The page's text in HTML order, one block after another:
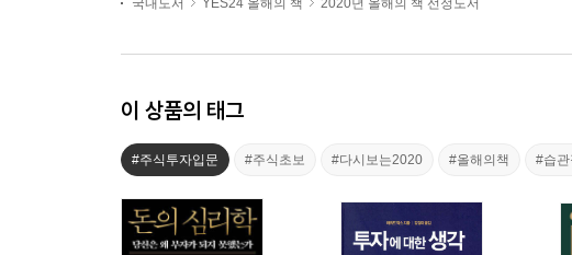
국내도서
YES24 올해의 책 2020년 올해의 책 선정도서
이 상품의 태그
#주식투자입문 #주식초보 #다시보는2020 #올해의책 #습관